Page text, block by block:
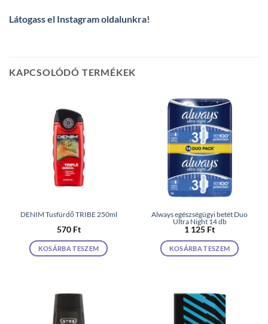
Látogass el Instagram oldalunkra!
KAPCSOLÓDÓ TERMÉKEK
DENIM Tusfürdő TRIBE 250ml
570 Ft
KOSÁRBA TESZEM
Always egészségügyi betét Duo
Ultra Night 14 db
1 125 Ft
KOSÁRBA TESZEM